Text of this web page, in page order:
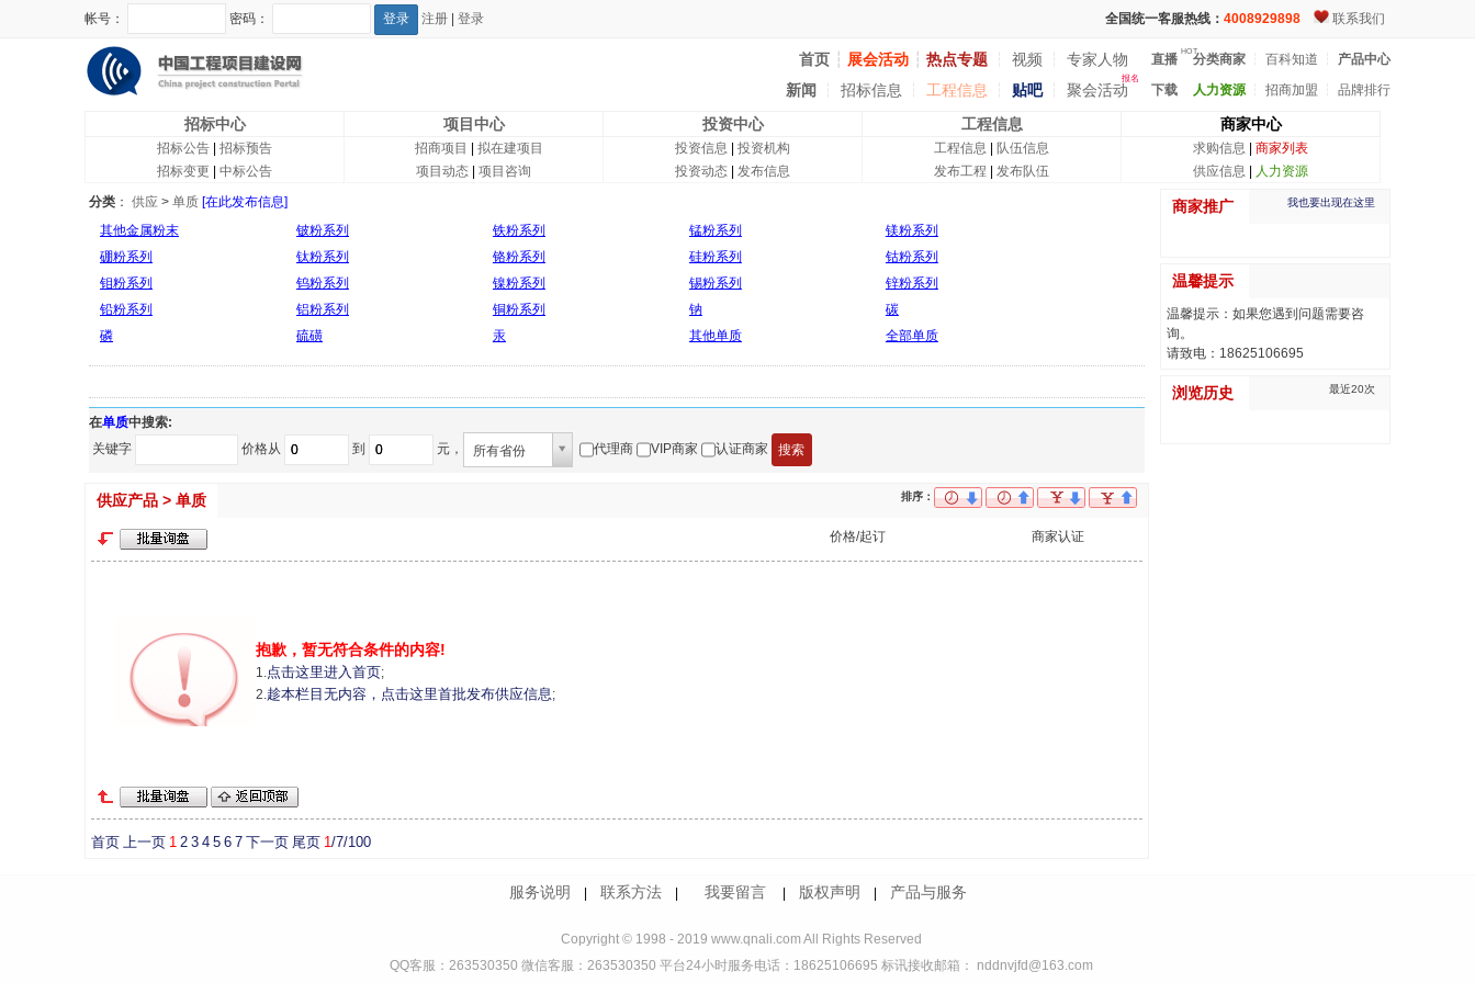
帐号： 密码： 注册 登录 全国统一客服热线： 4008929898 联系我们
首页 ┆ 展会活动 ┆ 热点专题 视频
专家人物
新闻
招标信息 工程信息 贴吧┆ 聚会活动
报名
直播
HOT
下载
分类商家 百科知道
产品中心
人力资源┆ 招商加盟 品牌排行
招标中心 项目中心 投资中心 工程信息 商家中心
招标公告
招标预告
招标变更
中标公告
招商项目
拟在建项目
项目动态
项目咨询
投资信息
投资机构
投资动态
发布信息
工程信息
队伍信息
发布工程
发布队伍
求购信息
商家列表
供应信息
人力资源
分类 ： 供应 > 单质 [在此发布信息]
其他金属粉末
铍粉系列 铁粉系列 锰粉系列
镁粉系列
硼粉系列
钛粉系列 铬粉系列 硅粉系列
钴粉系列
钼粉系列
钨粉系列 镍粉系列 锡粉系列
锌粉系列
铅粉系列
铝粉系列 铜粉系列 钠
碳
磷
硫磺 汞 其他单质 全部单质
在单质中搜索:
关键字
价格从 到 元， 所有省份 代理商 VIP商家 认证商家
供应产品 > 单质 排序：
价格/起订 商家认证
抱歉，暂无符合条件的内容!
1.点击这里进入首页;
2.趁本栏目无内容，点击这里首批发布供应信息;
首页 上一页 1 2 3 4 5 6 7 下一页 尾页 1/7/100
商家推广 我也要出现在这里
温馨提示
温馨提示：如果您遇到问题需要咨
询。
请致电：18625106695
浏览历史 最近20次
服务说明 联系方法| 我要留言 版权声明 产品与服务
Copyright © 1998 - 2019 www.qnali.com All Rights Reserved
QQ客服：263530350 微信客服：263530350 平台24小时服务电话：18625106695 标讯接收邮箱： nddnvjfd@163.com